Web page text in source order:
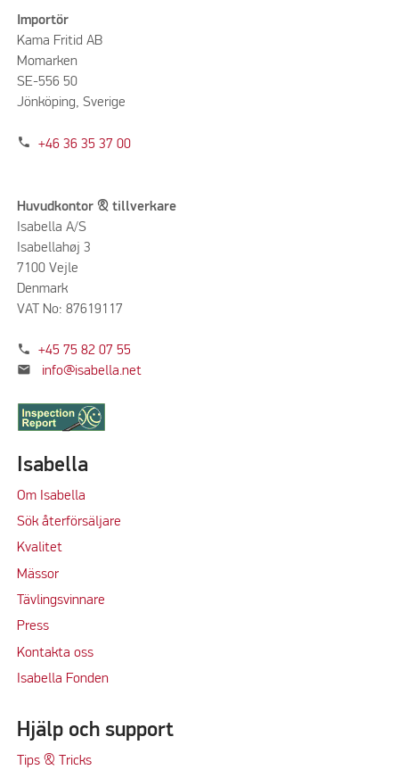
Importör
Kama Fritid AB
Momarken
SE-556 50
Jönköping, Sverige
phone +46 36 35 37 00
Huvudkontor & tillverkare
Isabella A/S
Isabellahøj 3
7100 Vejle
Denmark
VAT No: 87619117
phone +45 75 82 07 55
mail info@isabella.net
Isabella
Om Isabella
Sök återförsäljare
Kvalitet
Mässor
Tävlingsvinnare
Press
Kontakta oss
Isabella Fonden
Hjälp och support
Tips & Tricks